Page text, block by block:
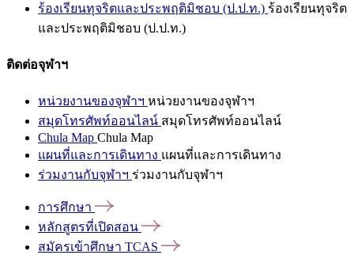
ร้องเรียนทุจริตและประพฤติมิชอบ (ป.ป.ท.) ร้องเรียนทุจริต
และประพฤติมิชอบ (ป.ป.ท.)
ติดต่อจุฬาฯ
หน่วยงานของจุฬาฯ หน่วยงานของจุฬาฯ
สมุดโทรศัพท์ออนไลน์ สมุดโทรศัพท์ออนไลน์
Chula Map Chula Map
แผนที่และการเดินทาง แผนที่และการเดินทาง
ร่วมงานกับจุฬาฯ ร่วมงานกับจุฬาฯ
การศึกษา
หลักสูตรที่เปิดสอน
สมัครเข้าศึกษา TCAS